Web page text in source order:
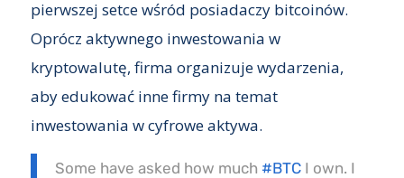
pierwszej setce wśród posiadaczy bitcoinów.
Oprócz aktywnego inwestowania w
kryptowalutę, firma organizuje wydarzenia,
aby edukować inne firmy na temat
inwestowania w cyfrowe aktywa.
Some have asked how much #BTCI own. I